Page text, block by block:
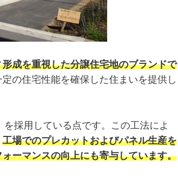
成を重視した分譲住宅地のブランドで
の住宅性能を確保した住まいを提供し
採用している点です。この工法によ
工場でのプレカットおよびパネル生産を
ーマンスの向上にも寄与しています。